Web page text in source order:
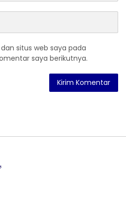
situs web saya pada
saya berikutnya.